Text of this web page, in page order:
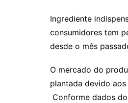
Ingrediente
consumidores tem
desde o mês
O mercado do
plantada devido
Conforme dados